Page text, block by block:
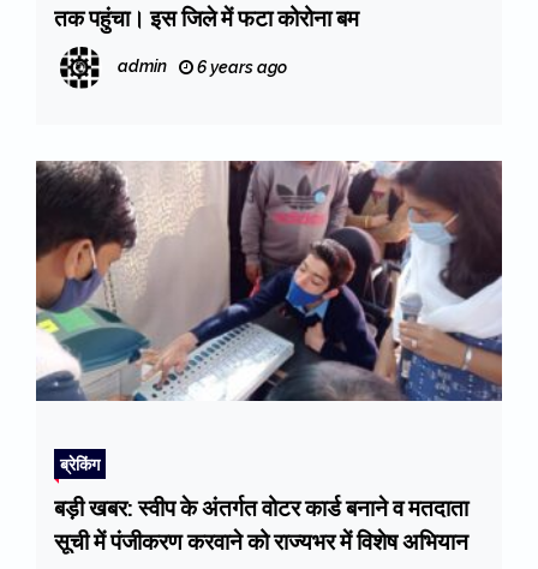
तक पहुंचा। इस जिले में फटा कोरोना बम
admin 6 years ago
ब्रेकिंग
बड़ी खबर: स्वीप के अंतर्गत वोटर कार्ड बनाने व मतदाता
सूची में पंजीकरण करवाने को राज्यभर में विशेष अभियान